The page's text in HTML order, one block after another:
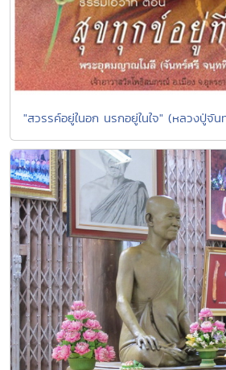
"สวรรค์อยู่ในอก นรกอยู่ในใจ" (หลวงปู่จั